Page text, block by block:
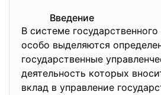
Введение
В системе государственного
особо выделяются
государственные
деятельность которых
вклад в управление